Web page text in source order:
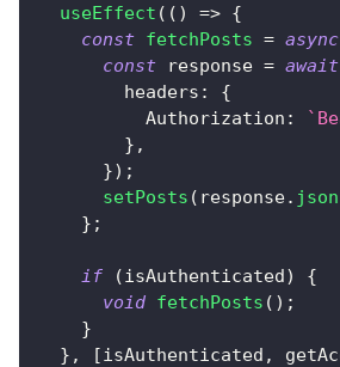
useEffect ( ( ) => {
const fetchPosts = async
const response = await
headers :
{
Authorization : `
} ,
}) ;
setPosts ( response. json
} ;
if (isAuthenticated)
{
void fetchPosts ( ) ;
}
} , [isAuthenticated ,